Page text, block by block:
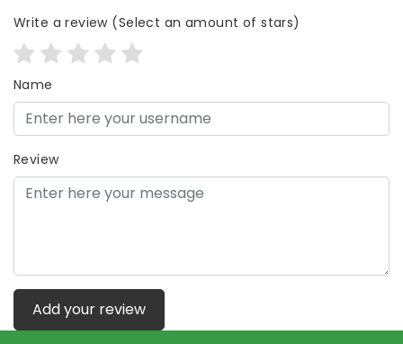
Write a review(Select an amount of stars)
Name
Review
Add your review